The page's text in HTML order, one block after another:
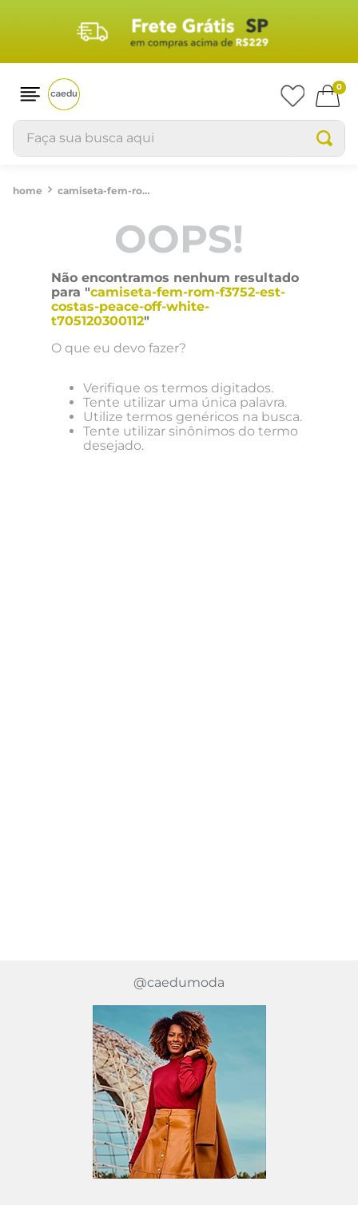
0
Faça sua busca aqui
camiseta-fem-rom-f3752-est-costas-peace-off-white-t705120300112
OOPS!
Não encontramos nenhum resultado
para "camiseta-fem-rom-f3752-est-
costas-peace-off-white-
t705120300112"
O que eu devo fazer?
Verifique os termos digitados.
Tente utilizar uma única palavra.
Utilize termos genéricos na busca.
Tente utilizar sinônimos do termo
desejado.
@caedumoda